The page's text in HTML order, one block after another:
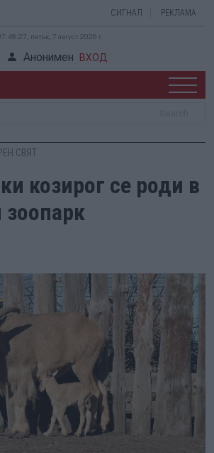
СИГНАЛ РЕКЛАМА
петък, 7 август 2026 г.
Анонимен ВХОД
СВЯТ
козирог се роди в
зоопарк